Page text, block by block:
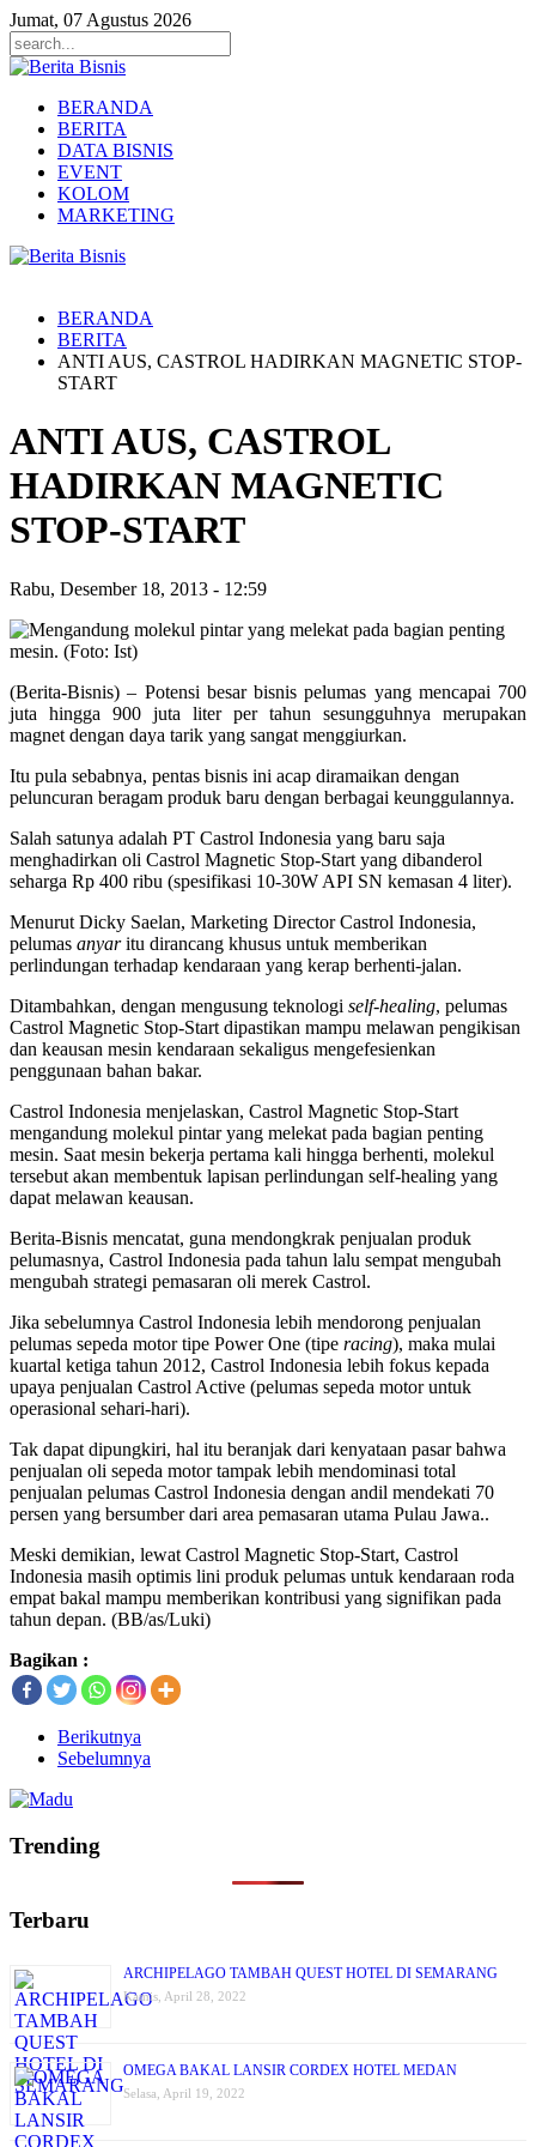
Jumat, 07 Agustus 2026
BERANDA
BERITA
DATA BISNIS
EVENT
KOLOM
MARKETING
BERANDA
BERITA
ANTI AUS, CASTROL HADIRKAN MAGNETIC STOP-
START
ANTI AUS, CASTROL
HADIRKAN MAGNETIC
STOP-START
Rabu, Desember 18, 2013 - 12:59
(Berita-Bisnis) – Potensi besar bisnis pelumas yang mencapai 700
juta hingga 900 juta liter per tahun sesungguhnya merupakan
magnet dengan daya tarik yang sangat menggiurkan.
Itu pula sebabnya, pentas bisnis ini acap diramaikan dengan
peluncuran beragam produk baru dengan berbagai keunggulannya.
Salah satunya adalah PT Castrol Indonesia yang baru saja
menghadirkan oli Castrol Magnetic Stop-Start yang dibanderol
seharga Rp 400 ribu (spesifikasi 10-30W API SN kemasan 4 liter).
Menurut Dicky Saelan, Marketing Director Castrol Indonesia,
pelumas anyaritu dirancang khusus untuk memberikan
perlindungan terhadap kendaraan yang kerap berhenti-jalan.
Ditambahkan, dengan mengusung teknologi self-healing, pelumas
Castrol Magnetic Stop-Start dipastikan mampu melawan pengikisan
dan keausan mesin kendaraan sekaligus mengefesienkan
penggunaan bahan bakar.
Castrol Indonesia menjelaskan, Castrol Magnetic Stop-Start
mengandung molekul pintar yang melekat pada bagian penting
mesin. Saat mesin bekerja pertama kali hingga berhenti, molekul
tersebut akan membentuk lapisan perlindungan self-healing yang
dapat melawan keausan.
Berita-Bisnis mencatat, guna mendongkrak penjualan produk
pelumasnya, Castrol Indonesia pada tahun lalu sempat mengubah
mengubah strategi pemasaran oli merek Castrol.
Jika sebelumnya Castrol Indonesia lebih mendorong penjualan
pelumas sepeda motor tipe Power One (tipe racing), maka mulai
kuartal ketiga tahun 2012, Castrol Indonesia lebih fokus kepada
upaya penjualan Castrol Active (pelumas sepeda motor untuk
operasional sehari-hari).
Tak dapat dipungkiri, hal itu beranjak dari kenyataan pasar bahwa
penjualan oli sepeda motor tampak lebih mendominasi total
penjualan pelumas Castrol Indonesia dengan andil mendekati 70
persen yang bersumber dari area pemasaran utama Pulau Jawa..
Meski demikian, lewat Castrol Magnetic Stop-Start, Castrol
Indonesia masih optimis lini produk pelumas untuk kendaraan roda
empat bakal mampu memberikan kontribusi yang signifikan pada
tahun depan. (BB/as/Luki)
Bagikan :
Berikutnya
Sebelumnya
Trending
Terbaru
ARCHIPELAGO TAMBAH QUEST HOTEL DI SEMARANG
Kamis, April 28, 2022
OMEGA BAKAL LANSIR CORDEX HOTEL MEDAN
Selasa, April 19, 2022